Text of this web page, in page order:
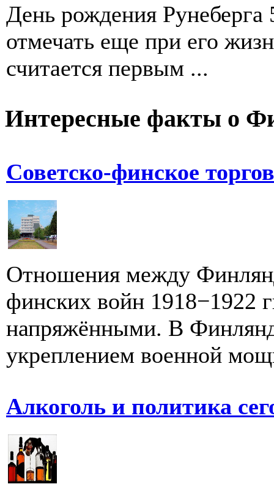
День рождения
отмечать еще при его
считается первым ...
Интересные факты о
Советско-финское
Отношения между
финских войн 1918−1922
напряжёнными. В
укреплением военной
Алкоголь и политика